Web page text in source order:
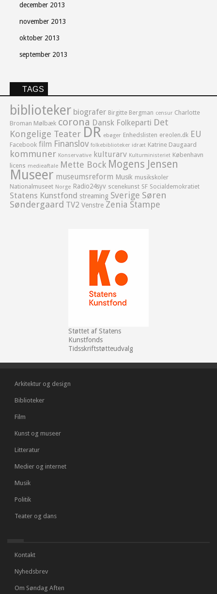
december 2013
november 2013
oktober 2013
september 2013
TAGS
biblioteker biografer Birgitte Bergman censur Charlotte
Broman Mølbæk corona Dansk Folkeparti Det
Kongelige Teater DR ebøger Enhedslisten ereolen.dk EU
Facebook film Finanslov folkebiblioteker idræt Katrine Daugaard
kommuner Konservative kulturarv Kulturministeriet København
licens medieaftale Mette Bock Mogens Jensen
Museer museumsreform Musik musikskoler
Nationalmuseet Norge Radio24syv scenekunst SF Socialdemokratiet
Statens Kunstfond streaming Sverige Søren
Søndergaard TV2 Venstre Zenia Stampe
Støttet af Statens
Kunstfonds
Tidsskriftstøtteudvalg
Arkitektur og design
Biblioteker
Film
Kunst og museer
Litteratur
Medier og internet
Musik
Politik
Teater og dans
Kontakt
Nyhedsbrev
Om Søndag Aften